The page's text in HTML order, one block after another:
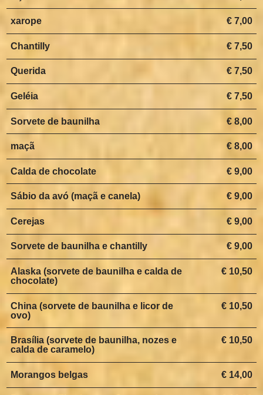
€ 7,00
xarope
€ 7,50
Chantilly
€ 7,50
Querida
€ 7,50
Geléia
€ 8,00
Sorvete de baunilha
€ 8,00
maçã
€ 9,00
Calda de chocolate
€ 9,00
Sábio da avó (maçã e canela)
€ 9,00
Cerejas
€ 9,00
Sorvete de baunilha e chantilly
€ 10,50
Alaska (sorvete de baunilha e calda de
chocolate)
€ 10,50
China (sorvete de baunilha e licor de
ovo)
€ 10,50
Brasília (sorvete de baunilha, nozes e
calda de caramelo)
€ 14,00
Morangos belgas